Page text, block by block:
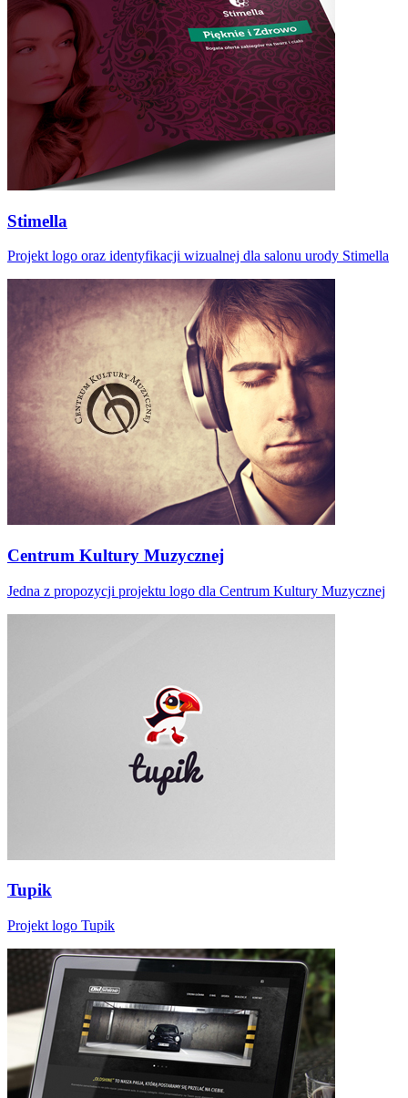
Stimella
Projekt logo oraz identyfikacji wizualnej dla salonu urody Stimella
Centrum Kultury Muzycznej
Jedna z propozycji projektu logo dla Centrum Kultury Muzycznej
Tupik
Projekt logo Tupik